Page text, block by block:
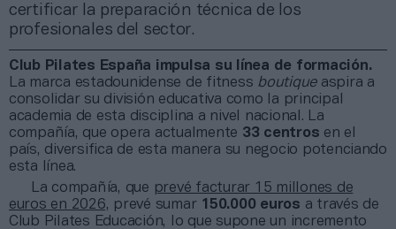
certificar la preparación técnica de los
profesionales del sector.
Club Pilates España impulsa su línea de formación.
La marca estadounidense de fitness boutique aspira a
consolidar su división educativa como la principal
academia de esta disciplina a nivel nacional. La
compañía, que opera actualmente 33 centros en el
país, diversifica de esta manera su negocio potenciando
esta línea.
La compañía, que prevé facturar 15 millones de
euros en 2026, prevé sumar 150.000 euros a través de
Club Pilates Educación, lo que supone un incremento